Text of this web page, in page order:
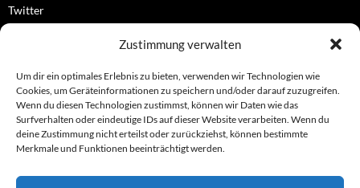
Zustimmung verwalten
Um dir ein optimales Erlebnis zu bieten, verwenden wir Technologien wie
Cookies, um Geräteinformationen zu speichern und/oder darauf zuzugreifen.
Wenn du diesen Technologien zustimmst, können wir Daten wie das
Surfverhalten oder eindeutige IDs auf dieser Website verarbeiten. Wenn du
deine Zustimmung nicht erteilst oder zurückziehst, können bestimmte
Merkmale und Funktionen beeinträchtigt werden.
Twitter
OFFIZIELLES
Impressum